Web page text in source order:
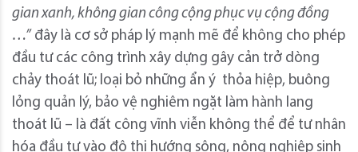
gian xanh, không gian công cộng phục vụ cộng đồng
…” đây là cơ sở pháp lý mạnh mẽ để không cho phép
đầu tư các công trình xây dựng gây cản trở dòng
chảy thoát lũ; loại bỏ những ẩn ý thỏa hiệp, buông
lỏng quản lý, bảo vệ nghiêm ngặt làm hành lang
thoát lũ – là đất công vĩnh viễn không thể để tư nhân
hóa đầu tư vào đô thị hướng sông, nông nghiệp sinh